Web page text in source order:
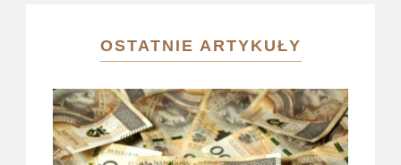
OSTATNIE ARTYKUŁY